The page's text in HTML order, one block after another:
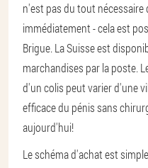
n'est pas du tout nécessaire
immédiatement - cela est
Brigue. La Suisse est
marchandises par la poste.
d'un colis peut varier d'une
efficace du pénis sans
aujourd'hui!
Le schéma d'achat est